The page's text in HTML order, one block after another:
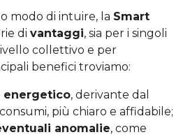
modo di intuire, la Smart
di vantaggi, sia per i singoli
collettivo e per
benefici troviamo:
energetico, derivante dal
più chiaro e affidabile;
anomalie, come